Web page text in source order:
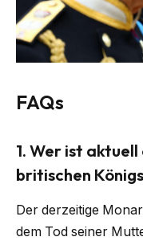
FAQs
1. Wer ist
britischen
Der derzeitige
dem Tod seiner